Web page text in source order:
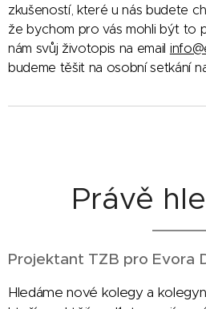
zkušeností, které u nás budete
že bychom pro vás mohli být to
nám svůj životopis na email
budeme těšit na osobní setkání
Právě
Projektant TZB pro Evora
Hledáme nové kolegy a